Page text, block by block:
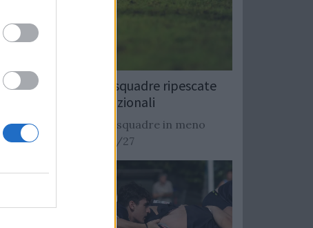
Rugby: Record di squadre ripescate
nei campionati nazionali
Si stimano oltre 20 squadre in meno
dalla stagione 2026/27